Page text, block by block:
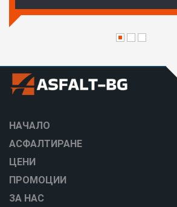
НАЧАЛО
АСФАЛТИРАНЕ
ЦЕНИ
ПРОМОЦИИ
ЗА НАС